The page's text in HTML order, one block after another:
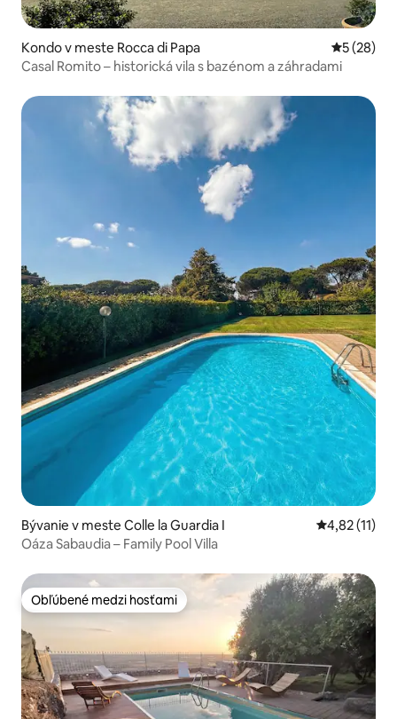
Kondo v meste Rocca di Papa
5 (28)
Casal Romito – historická vila s bazénom a záhradami
Bývanie v meste Colle la Guardia I Priemerné
4,82 (11)
Oáza Sabaudia – Family Pool Villa
Obľúbené medzi hosťami
Obľúbené medzi hosťami